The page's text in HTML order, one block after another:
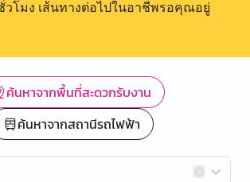
วโมง เส้นทางต่อไปในอาชีพรอคุณอยู่
ค้นหาจากพื้นที่สะดวกรับงาน
ค้นหาจากสถานีรถไฟฟ้า